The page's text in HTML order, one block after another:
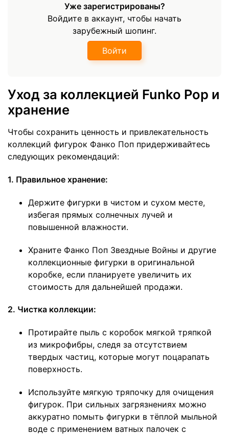
Уже зарегистрированы?
Войдите в аккаунт, чтобы начать
зарубежный шопинг.
Войти
Уход за коллекцией Funko Pop и
хранение
Чтобы сохранить ценность и привлекательность
коллекций фигурок Фанко Поп придерживайтесь
следующих рекомендаций:
1. Правильное хранение:
Держите фигурки в чистом и сухом месте,
избегая прямых солнечных лучей и
повышенной влажности.
Храните Фанко Поп Звездные Войны и другие
коллекционные фигурки в оригинальной
коробке, если планируете увеличить их
стоимость для дальнейшей продажи.
2. Чистка коллекции:
Протирайте пыль с коробок мягкой тряпкой
из микрофибры, следя за отсутствием
твердых частиц, которые могут поцарапать
поверхность.
Используйте мягкую тряпочку для очищения
фигурок. При сильных загрязнениях можно
аккуратно помыть фигурки в тёплой мыльной
воде с применением ватных палочек с